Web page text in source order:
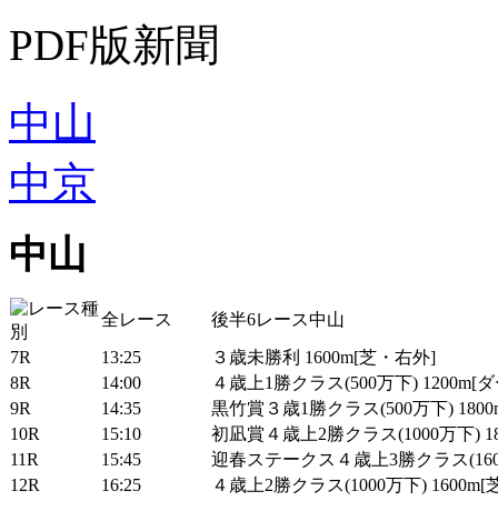
PDF版新聞
中山
中京
中山
全レース
後半6レース中山
7R
13:25
３歳未勝利 1600m[芝・右外]
8R
14:00
４歳上1勝クラス(500万下) 1200m[
9R
14:35
黒竹賞３歳1勝クラス(500万下)
10R
15:10
初凪賞４歳上2勝クラス(1000万下)
11R
15:45
迎春ステークス４歳上3勝クラス
12R
16:25 ４歳上2勝クラス(1000万下) 1600m[